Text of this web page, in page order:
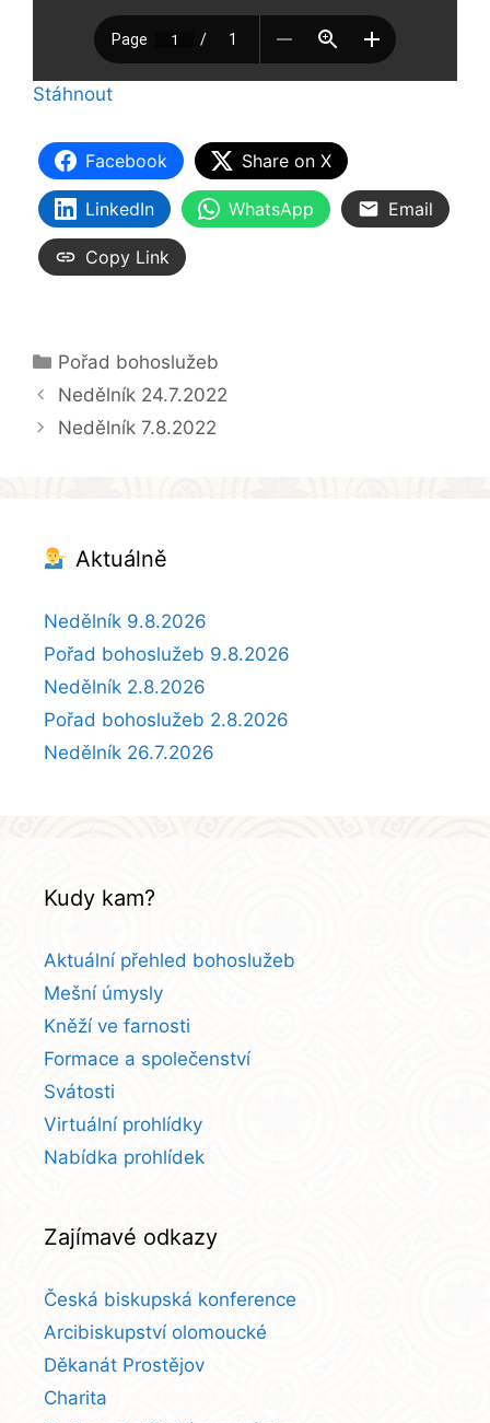
Stáhnout
Facebook Share on X
LinkedIn WhatsApp Email
Copy Link
Rubriky
Pořad bohoslužeb
Nedělník 24.7.2022
Nedělník 7.8.2022
Aktuálně
Nedělník 9.8.2026
Pořad bohoslužeb 9.8.2026
Nedělník 2.8.2026
Pořad bohoslužeb 2.8.2026
Nedělník 26.7.2026
Kudy kam?
Aktuální přehled bohoslužeb
Mešní úmysly
Kněží ve farnosti
Formace a společenství
Svátosti
Virtuální prohlídky
Nabídka prohlídek
Zajímavé odkazy
Česká biskupská konference
Arcibiskupství olomoucké
Děkanát Prostějov
Charita